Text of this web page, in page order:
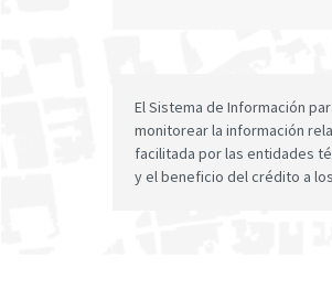
El Sistema de Información
monitorear la información
facilitada por las entidades
y el beneficio del crédito a